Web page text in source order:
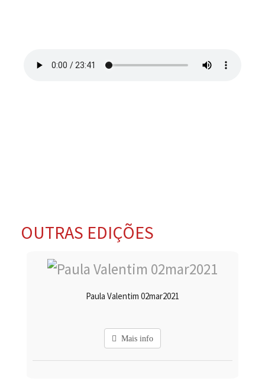
OUTRAS EDIÇÕES
Paula Valentim 02mar2021
Mais info